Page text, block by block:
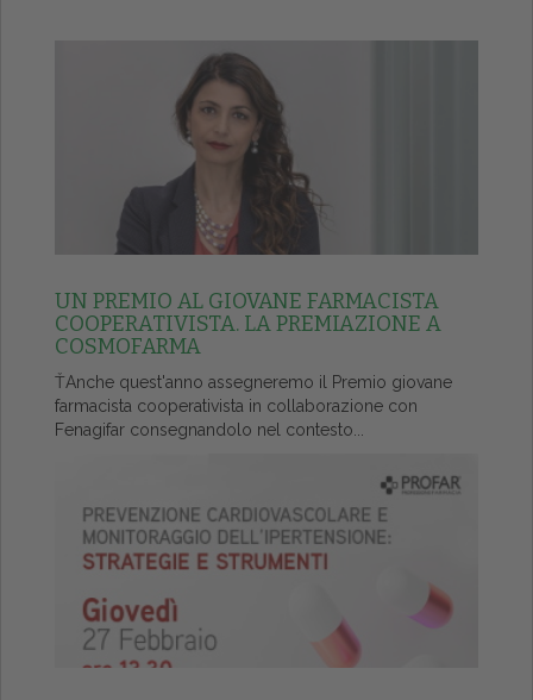
UN PREMIO AL GIOVANE FARMACISTA
COOPERATIVISTA. LA PREMIAZIONE A
COSMOFARMA
ŤAnche quest'anno assegneremo il Premio giovane
farmacista cooperativista in collaborazione con
Fenagifar consegnandolo nel contesto...